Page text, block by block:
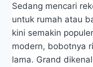
Sedang mencari
untuk rumah atau
kini semakin
modern, bobotnya
lama. Grand